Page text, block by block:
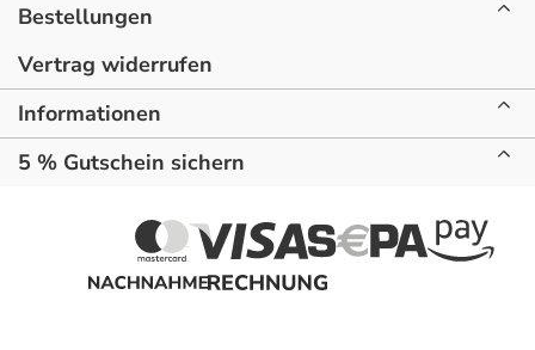
Bestellungen
Vertrag widerrufen
Informationen
5 % Gutschein sichern